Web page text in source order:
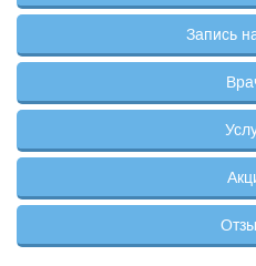
Запись